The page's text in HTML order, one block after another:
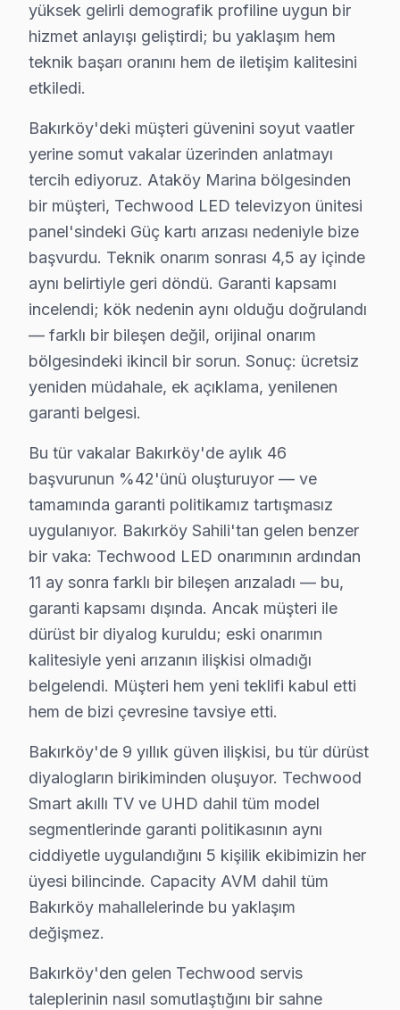
• Bakırköy'de işçilik garantisi: 2 yıl
• Bakırköy servisimizde yedek parça garantisi: 2 yıl
• Bakırköy'de aynı arızanın tekrarında ücretsiz
Bakırköy'de garanti dışı durumlar: Kullanıcı
Bakırköy'da Techwood TV İçin Orijinal Parça
Bakırköy'da Techwood TV tamirinde Bakırköy
Bakırköy parça stoğumuz:
• Bakırköy'de LCD, OLED ve QLED panel çeşitleri
• Bakırköy servisimizde LED bar ve backlight
• Bakırköy'de mainboard, power board, T-Con
• servisimizde HDMI soket, IR alıcı, Wi-Fi modül
• Bakırköy'de her parçada 2 yıl değişim garantisi
• Bakırköy'de aynı gün tedarik imkânı (Bakırköy
Bakırköy'da Techwood orijinal parça ile yapılan
Techwood TV Periyodik Bakımı – Bakırköy
Techwood akıllı TV'nizin uzun yıllar sorunsuz
Bakım kapsamımız:
• Bakırköy'de toz ve ısı yönetimi optimizasyonu
• Güç kartı kondansatör ön kontrolü — Bakırköy
• Bakırköy'de ekran pikseli ve renk kalibrasyonu
• Ses sistemi ve hoparlör temizliği — Bakırköy
• Bakırköy'de bağlantı portları ve konektör bakımı
Techwood Servisi: Bakırköy Yerel Bilgi
Bakırköy ilçesi, İstanbul Avrupa Yakası'nın yaklaşık
Techwood TV Servis Ağımız: Bakırköy Tüm
Bakırköy'de Techwood televizyon servisi arayan tüm
Şenlikköy, Yenimahalle, Yeşilköy, Yeşilyurt,
Cevizlik, Florya, Kartaltepe, Osmaniye, Sakızağacı
yüksek gelirli demografik profiline uygun bir
hizmet anlayışı geliştirdi; bu yaklaşım hem
teknik başarı oranını hem de iletişim kalitesini
etkiledi.
Bakırköy'deki müşteri güvenini soyut vaatler
yerine somut vakalar üzerinden anlatmayı
tercih ediyoruz. Ataköy Marina bölgesinden
bir müşteri, Techwood LED televizyon ünitesi
panel'sindeki Güç kartı arızası nedeniyle bize
başvurdu. Teknik onarım sonrası 4,5 ay içinde
aynı belirtiyle geri döndü. Garanti kapsamı
incelendi; kök nedenin aynı olduğu doğrulandı
— farklı bir bileşen değil, orijinal onarım
bölgesindeki ikincil bir sorun. Sonuç: ücretsiz
yeniden müdahale, ek açıklama, yenilenen
garanti belgesi.
Bu tür vakalar Bakırköy'de aylık 46
başvurunun %42'ünü oluşturuyor — ve
tamamında garanti politikamız tartışmasız
uygulanıyor. Bakırköy Sahili'tan gelen benzer
bir vaka: Techwood LED onarımının ardından
11 ay sonra farklı bir bileşen arızaladı — bu,
garanti kapsamı dışında. Ancak müşteri ile
dürüst bir diyalog kuruldu; eski onarımın
kalitesiyle yeni arızanın ilişkisi olmadığı
belgelendi. Müşteri hem yeni teklifi kabul etti
hem de bizi çevresine tavsiye etti.
Bakırköy'de 9 yıllık güven ilişkisi, bu tür dürüst
diyalogların birikiminden oluşuyor. Techwood
Smart akıllı TV ve UHD dahil tüm model
segmentlerinde garanti politikasının aynı
ciddiyetle uygulandığını 5 kişilik ekibimizin her
üyesi bilincinde. Capacity AVM dahil tüm
Bakırköy mahallelerinde bu yaklaşım
değişmez.
Bakırköy'den gelen Techwood servis
taleplerinin nasıl somutlaştığını bir sahne